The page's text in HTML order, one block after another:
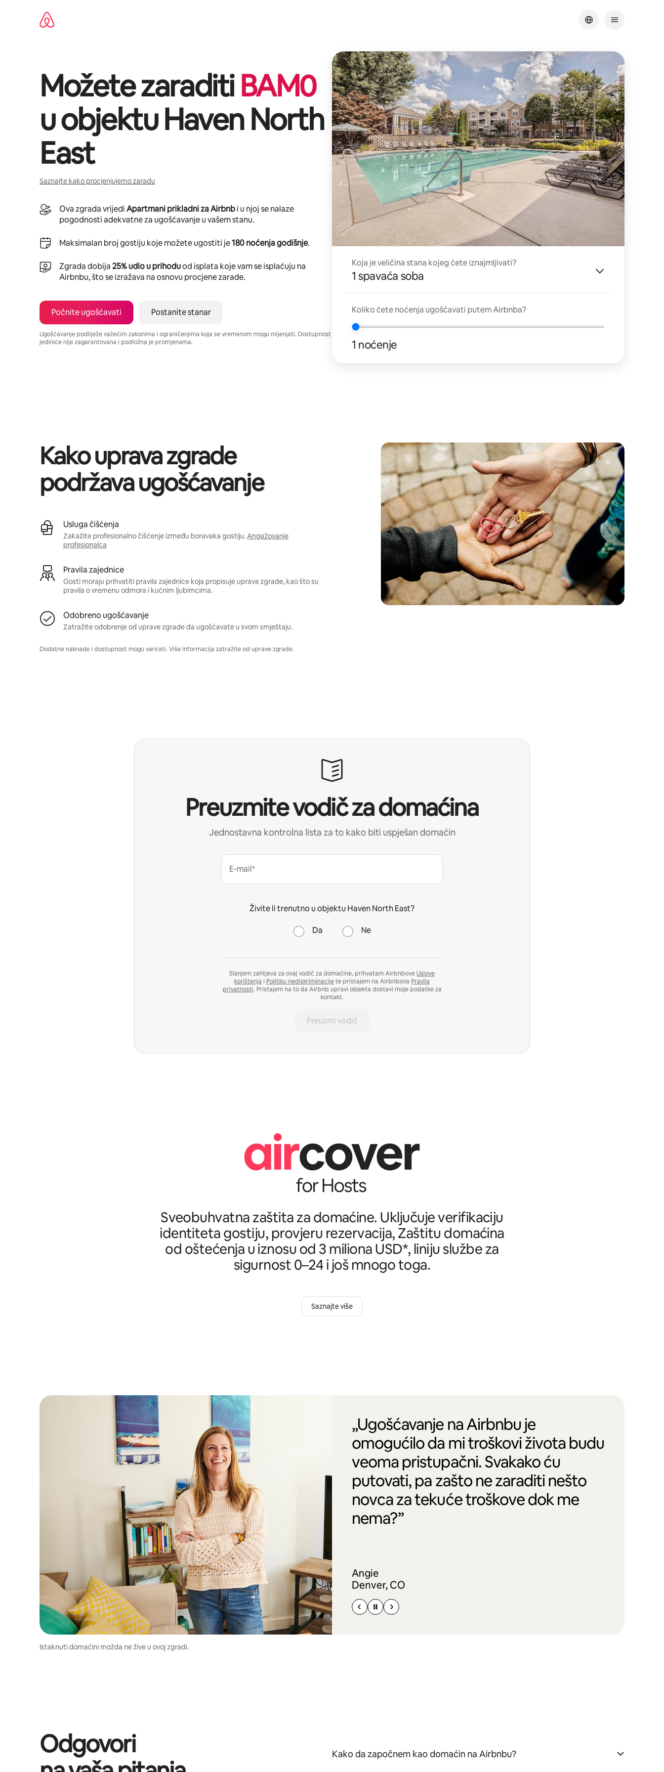
Možete zaraditiBAM0
u objektuHaven North
East
Saznajte kako procjenjujemo zaradu
Ova zgrada vrijediApartmani prikladni za Airbnbi u njoj se nalaze
pogodnosti adekvatne za ugošćavanje u vašem stanu.
Maksimalan broj gostiju koje možete ugostiti je180 noćenja godišnje.
Zgrada dobija25% udio u prihoduod isplata koje vam se isplaćuju na
Airbnbu, što se izražava na osnovu procjene zarade.
Počnite ugošćavati Postanite stanar
Ugošćavanje podliježe važećim zakonima i ograničenjima koja se vremenom mogu mijenjati. Dostupnost
jedinice nije zagarantovana i podložna je promjenama.
Koja je veličina stana kojeg ćete iznajmljivati?
1 spavaća soba
Koliko ćete noćenja ugošćavati putem Airbnba?
1 noćenje
Kako uprava zgrade
podržava ugošćavanje
Usluga čišćenja
Zakažite profesionalno čišćenje između boravaka gostiju.Angažovanje
profesionalca
Pravila zajednice
Gosti moraju prihvatiti pravila zajednice koja propisuje uprava zgrade, kao što su
pravila o vremenu odmora i kućnim ljubimcima.
Odobreno ugošćavanje
Zatražite odobrenje od uprave zgrade da ugošćavate u svom smještaju.
Dodatne naknade i dostupnost mogu varirati. Više informacija zatražite od uprave zgrade.
Preuzmite vodič za domaćina
Jednostavna kontrolna lista za to kako biti uspješan domaćin
E-mail*
Živite li trenutno u objektu Haven North East?
Da Ne
Slanjem zahtjeva za ovaj vodič za domaćine, prihvatam AirbnboveUslove
korištenja i Politiku nediskriminacijete pristajem na Airbnbova Pravila
privatnosti. Pristajem na to da Airbnb upravi objekta dostavi moje podatke za
kontakt.
Preuzmi vodič
Sveobuhvatna zaštita za domaćine. Uključuje verifikaciju
identiteta gostiju, provjeru rezervacija, Zaštitu domaćina
od oštećenja u iznosu od 3 miliona USD*, liniju službe za
sigurnost 0–24 i još mnogo toga.
Saznajte više
„Ugošćavanje na Airbnbu je
omogućilo da mi troškovi života budu
veoma pristupačni. Svakako ću
putovati, pa zašto ne zaraditi nešto
novca za tekuće troškove dok me
nema?”
Angie
Denver, CO
Istaknuti domaćini možda ne žive u ovoj zgradi.
Odgovori
Kako da započnem kao domaćin na Airbnbu?